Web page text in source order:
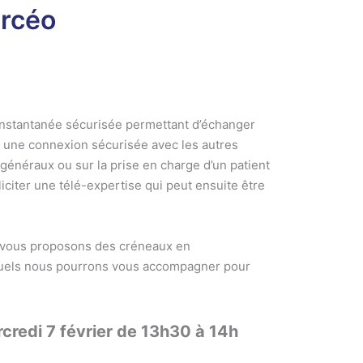
sécurisée permettant d’échanger
connexion sécurisée avec les autres
ou sur la prise en charge d’un patient
une télé-expertise qui peut ensuite être
proposons des créneaux en
nous pourrons vous accompagner pour
7 février de 13h30 à 14h